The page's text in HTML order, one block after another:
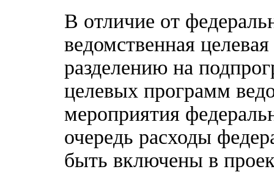
В отличие от
ведомственная
разделению на
целевых программ
мероприятия
очередь расходы
быть включены в